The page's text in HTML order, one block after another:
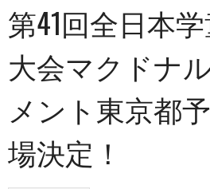
第41回全日本
大会マクドナ
メント東京都
場決定！